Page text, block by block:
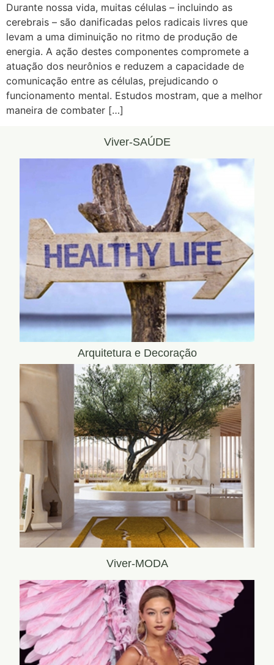
Durante nossa vida, muitas células – incluindo as
cerebrais – são danificadas pelos radicais livres que
levam a uma diminuição no ritmo de produção de
energia. A ação destes componentes compromete a
atuação dos neurônios e reduzem a capacidade de
comunicação entre as células, prejudicando o
funcionamento mental. Estudos mostram, que a melhor
maneira de combater […]
Viver-SAÚDE
Arquitetura e Decoração
Viver-MODA